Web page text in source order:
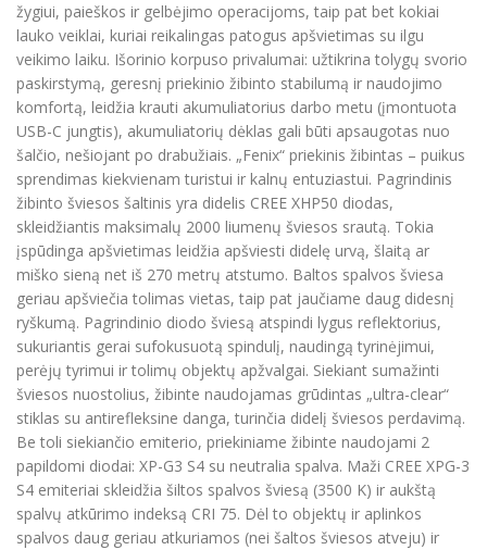
žygiui, paieškos ir gelbėjimo operacijoms, taip pat bet kokiai
lauko veiklai, kuriai reikalingas patogus apšvietimas su ilgu
veikimo laiku. Išorinio korpuso privalumai: užtikrina tolygų svorio
paskirstymą, geresnį priekinio žibinto stabilumą ir naudojimo
komfortą, leidžia krauti akumuliatorius darbo metu (įmontuota
USB-C jungtis), akumuliatorių dėklas gali būti apsaugotas nuo
šalčio, nešiojant po drabužiais. „Fenix“ priekinis žibintas – puikus
sprendimas kiekvienam turistui ir kalnų entuziastui. Pagrindinis
žibinto šviesos šaltinis yra didelis CREE XHP50 diodas,
skleidžiantis maksimalų 2000 liumenų šviesos srautą. Tokia
įspūdinga apšvietimas leidžia apšviesti didelę urvą, šlaitą ar
miško sieną net iš 270 metrų atstumo. Baltos spalvos šviesa
geriau apšviečia tolimas vietas, taip pat jaučiame daug didesnį
ryškumą. Pagrindinio diodo šviesą atspindi lygus reflektorius,
sukuriantis gerai sufokusuotą spindulį, naudingą tyrinėjimui,
perėjų tyrimui ir tolimų objektų apžvalgai. Siekiant sumažinti
šviesos nuostolius, žibinte naudojamas grūdintas „ultra-clear“
stiklas su antirefleksine danga, turinčia didelį šviesos perdavimą.
Be toli siekiančio emiterio, priekiniame žibinte naudojami 2
papildomi diodai: XP-G3 S4 su neutralia spalva. Maži CREE XPG-3
S4 emiteriai skleidžia šiltos spalvos šviesą (3500 K) ir aukštą
spalvų atkūrimo indeksą CRI 75. Dėl to objektų ir aplinkos
spalvos daug geriau atkuriamos (nei šaltos šviesos atveju) ir